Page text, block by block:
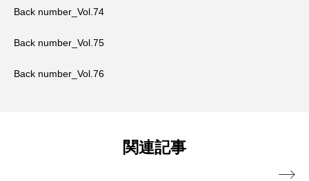
Back number_Vol.74
Back number_Vol.75
Back number_Vol.76
関連記事
